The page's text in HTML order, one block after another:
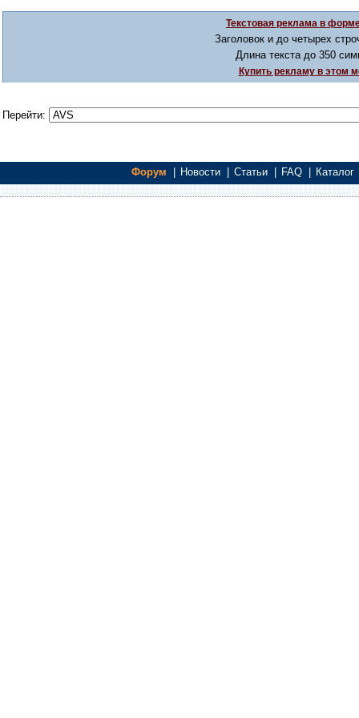
Текстовая реклама в
Заголовок и до четырех
Длина текста до 350
Купить рекламу в этом
Перейти:
Форум Новости Статьи FAQ Каталог